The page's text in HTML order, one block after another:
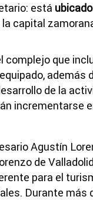
está
capital
complejo que
además
de la
incrementarse
Agustín
de
para el
Durante más